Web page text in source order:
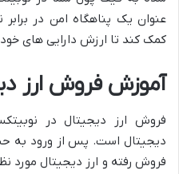
عنوان یک پناهگاه امن در
کمک کند تا ارزش دارایی های
آموزش فروش ارز
فروش ارز دیجیتال در
دیجیتال است. پس از ورود به
فروش رفته و ارز دیجیتال مورد